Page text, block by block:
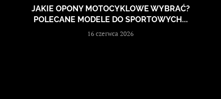
JAKIE OPONY MOTOCYKLOWE WYBRAĆ?
POLECANE MODELE DO SPORTOWYCH...
16 czerwca 2026